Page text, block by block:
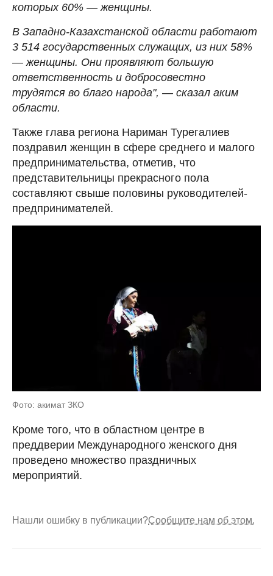
которых 60% — женщины.
В Западно-Казахстанской области работают
3 514 государственных служащих, из них 58%
— женщины. Они проявляют большую
ответственность и добросовестно
трудятся во благо народа", — сказал аким
области.
Также глава региона Нариман Турегалиев
поздравил женщин в сфере среднего и малого
предпринимательства, отметив, что
представительницы прекрасного пола
составляют свыше половины руководителей-
предпринимателей.
Фото: акимат ЗКО
Кроме того, что в областном центре в
преддверии Международного женского дня
проведено множество праздничных
мероприятий.
Нашли ошибку в публикации?Сообщите нам об этом.